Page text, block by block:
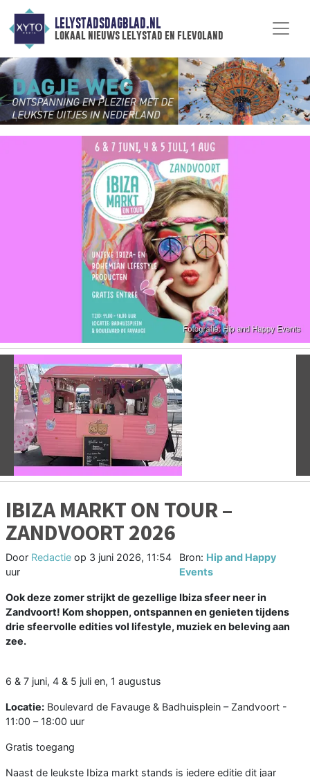
LELYSTADSDAGBLAD.NL
lokaal nieuws lelystad en flevoland
Vorige
IBIZA MARKT ON TOUR –
ZANDVOORT 2026
Door Redactie op 3 juni 2026, 11:54
uur
Bron: Hip and Happy
Events
Ook deze zomer strijkt de gezellige Ibiza sfeer neer in
Zandvoort! Kom shoppen, ontspannen en genieten tijdens
drie sfeervolle edities vol lifestyle, muziek en beleving aan
zee.
6 & 7 juni, 4 & 5 juli en, 1 augustus
Locatie: Boulevard de Favauge & Badhuisplein – Zandvoort -
11:00 – 18:00 uur
Gratis toegang
Naast de leukste Ibiza markt stands is iedere editie dit jaar